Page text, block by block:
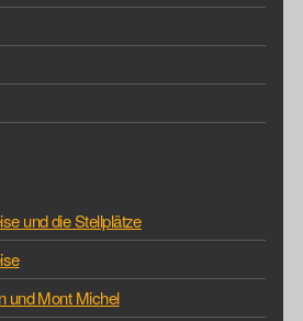
und die Stellplätze
und Mont Michel